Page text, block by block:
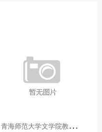
青
海师范大学文学院教师赴山东省相关高校和学术机构交流学习